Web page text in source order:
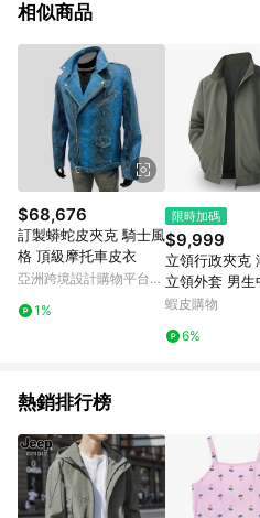
球嚴選、商城、專案商品、「草莓網
回饋。 5. 點數回饋會扣除所有折扣優
實際回饋請依LINE購物通知為主。
ETMall站內之折扣優惠(包含但不限
券等)，不具點數回饋資格。詳細請
顯示為準。 7. LINE購物設有「單一商
殊活動時開放「回饋無上限」)，以
計算，並依訂單成立時間當下LINE購
8. LINE購物為購物資訊整合性平台，
如顯示之商品規格、顏色、價位、贈
頁不符，以銷售網頁標示為準。 9. 若
日期+180天以內至LINE購物客服洽
行申訴，恕無法贈點回饋。 10. 部分
用，或不適用於無回饋商品。各點數
請依點數紅包頁面規則為準。
相似商品
$68,676
訂製蟒蛇皮夾克 騎士風
格 頂級摩托車皮衣
亞洲跨境設計購物平台
1%
限時加碼
$9,999
立領行政夾克
立領外套 男生
外套
蝦皮購物
6%
熱銷排行榜